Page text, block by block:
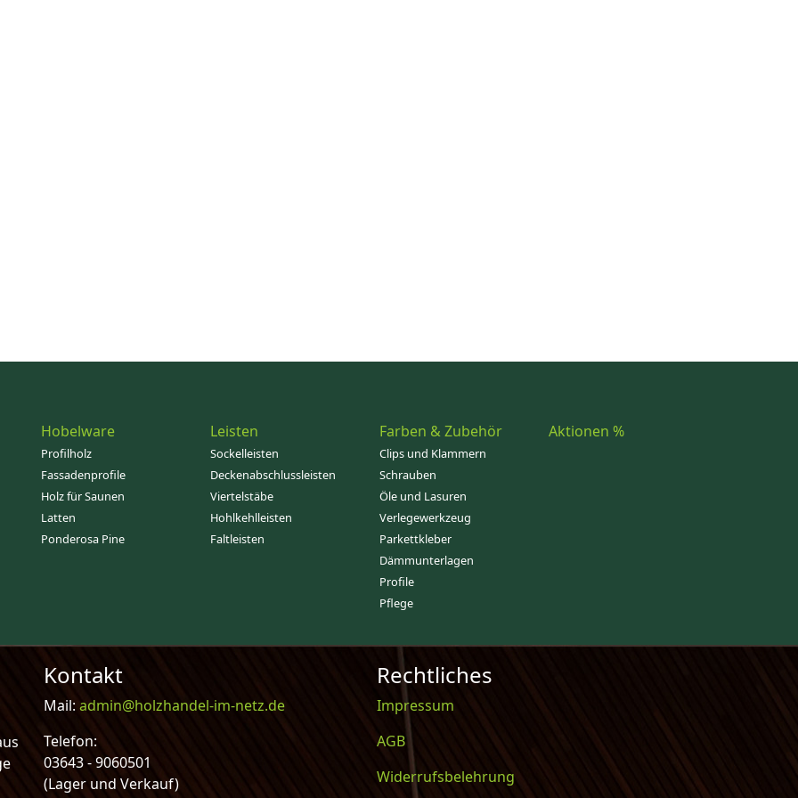
Hobelware
Profilholz
Fassadenprofile
Holz für Saunen
Latten
Ponderosa Pine
Leisten
Sockelleisten
Deckenabschlussleisten
Viertelstäbe
Hohlkehlleisten
Faltleisten
Farben & Zubehör
Clips und Klammern
Schrauben
Öle und Lasuren
Verlegewerkzeug
Parkettkleber
Dämmunterlagen
Profile
Pflege
Aktionen %
Kontakt
Mail: admin@holzhandel-im-netz.de
Telefon:
03643 - 9060501
(Lager und Verkauf)
Rechtliches
Impressum
AGB
Widerrufsbelehrung